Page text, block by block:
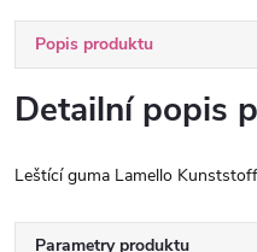
Popis produktu
Detailní popis
Leštící guma Lamello
Parametry produktu